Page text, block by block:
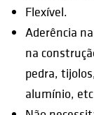
Flexível.
Aderência
na
pedra,
alumínio,